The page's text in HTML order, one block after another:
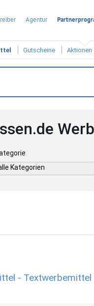
Agentur
Gutscheine Aktionen
Kategorien
- Textwerbemittel